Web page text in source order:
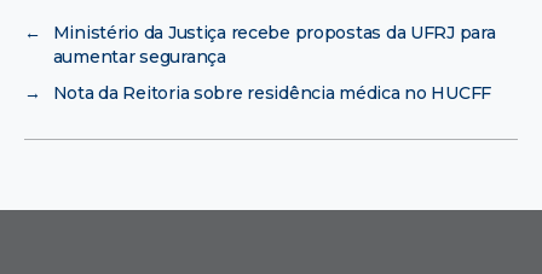
←
Ministério da Justiça recebe propostas da UFRJ para
aumentar segurança
→
Nota da Reitoria sobre residência médica no HUCFF